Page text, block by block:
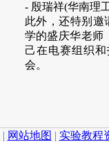
- 殷瑞祥(华南理
此外，还特别邀
学的盛庆华老师
己在电赛组织
会。
| 网站地图 | 实验教程